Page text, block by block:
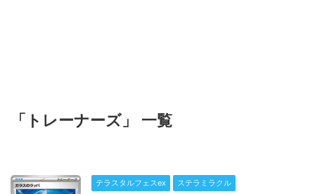
「トレーナーズ」 一覧
テラスタルフェスex ステラミラクル